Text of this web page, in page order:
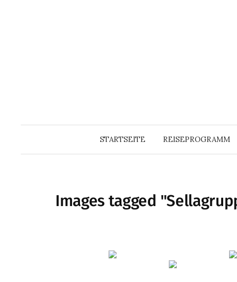
STARTSEITE REISEPROGRAMM
Images tagged